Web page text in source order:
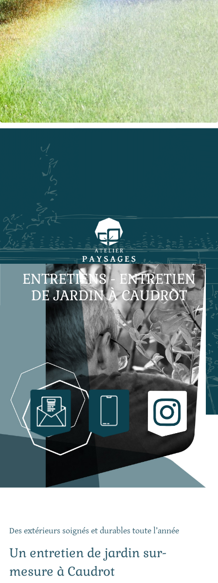
ENTRETIENS - ENTRETIEN
DE JARDIN À CAUDROT
Des extérieurs soignés et durables toute l’année
Un entretien de jardin sur-
mesure à Caudrot